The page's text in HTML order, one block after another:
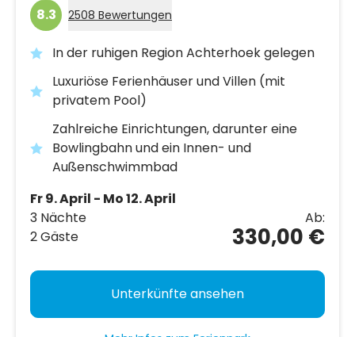
8.3 2508 Bewertungen
In der ruhigen Region Achterhoek gelegen
Luxuriöse Ferienhäuser und Villen (mit
privatem Pool)
Zahlreiche Einrichtungen, darunter eine
Bowlingbahn und ein Innen- und
Außenschwimmbad
Fr 9. April - Mo 12. April
3 Nächte
2 Gäste
Ab:
330,00 €
Unterkünfte ansehen